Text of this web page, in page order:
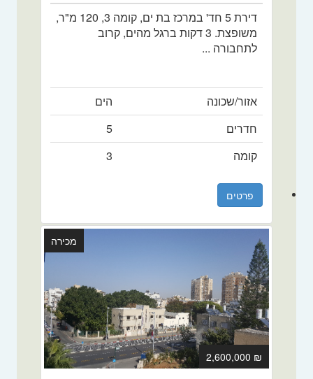
דירת 5 חד' במרכז בת ים, קומה 3, 120 מ"ר,
משופצת. 3 דקות ברגל מהים, קרוב
לתחבורה ...
אזור/שכונה
הים
חדרים
5
קומה
3
פרטים
₪ 2,600,000
מכירה